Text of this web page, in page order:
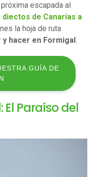
escapada al
de Canarias a
la hoja de ruta
y hacer en Formigal.
GUÍA DE
El Paraíso del